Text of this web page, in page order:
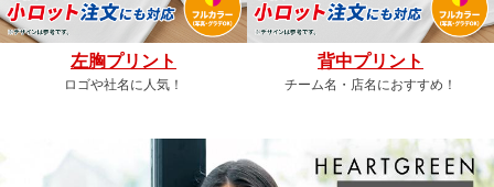
左胸プリント
ロゴや社名に人気！
背中プリント
チーム名・店名におすすめ！